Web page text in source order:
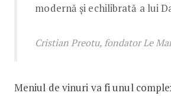
modernă și echilibrată a lui
Cristian Preotu, fondator Le
Meniul de vinuri va fi unul